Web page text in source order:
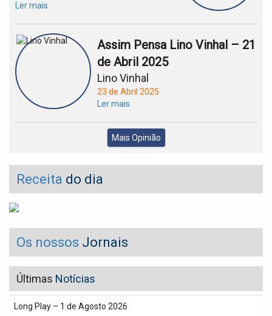
Ler mais
Assim Pensa Lino Vinhal – 21
de Abril 2025
Lino Vinhal
23 de Abril 2025
Ler mais
Mais Opinião
Receita do dia
Os nossos Jornais
Últimas Notícias
Long Play – 1 de Agosto 2026